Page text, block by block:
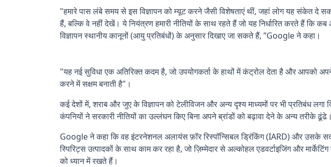
"हमारे पास लंबे समय से इस विज्ञापन को म्यूट करने जैसी विशेषताएं थीं, जहां लोग यह संकेत दे
हैं, बल्कि वे नहीं देखें। ये नियंत्रण हमारी नीतियों के साथ रहते हैं जो यह निर्धारित करते हैं कि
विज्ञापन स्थानीय कानूनों (आयु प्रतिबंधों) के अनुसार दिखाए जा सकते हैं, ”Google ने कहा।
"यह नई सुविधा एक अतिरिक्त कदम है, जो उपयोगकर्ता के हाथों में कंट्रोल देता है और आपको
करने में सक्षम बनाती है"।
कई देशों में, शराब और जुए के विज्ञापन को टेलीविजन और अन्य दृश्य माध्यमों पर भी प्रतिबंध लगा
कंपनियों ने सरकारी नीतियों का उल्लंघन किए बिना अपने ब्रांडों को बढ़ावा देने के अन्य तरीके ढूंढे।
Google ने कहा कि वह इंटरनेशनल अलायंस फ़ॉर रिस्पॉन्सिबल ड्रिंकिंग (IARD) और उसके
स्पिरिट्स उत्पादकों के साथ काम कर रहा है, जो ज़िम्मेदार से अल्कोहल एडवर्टाइजिंग और
को ध्यान में रखते हैं।